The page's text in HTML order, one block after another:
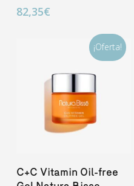
82,35€
¡Oferta!
C+C Vitamin Oil-free